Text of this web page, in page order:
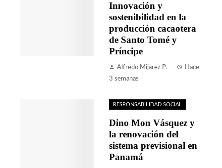
Innovación y
sostenibilidad en la
producción cacaotera
de Santo Tomé y
Príncipe
Alfredo Mijarez P.
Hace
3 semanas
RESPONSABILIDAD SOCIAL
Dino Mon Vásquez y
la renovación del
sistema previsional en
Panamá